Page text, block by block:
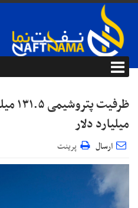
میلیارد دلار
ارسال پرینت